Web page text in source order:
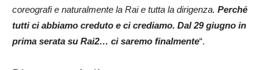
coreografi e naturalmente la Rai e tutta la dirigenza. Perché
tutti ci abbiamo creduto e ci crediamo. Dal 29 giugno in
prima serata su Rai2… ci saremo finalmente“.